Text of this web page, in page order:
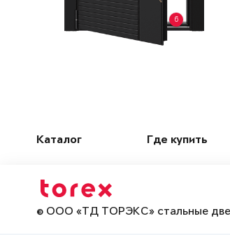
6
Каталог Где купить
© ООО «ТД ТОРЭКС» стальные